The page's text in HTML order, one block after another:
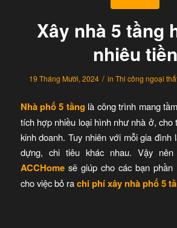
Xây nhà 5 tầng
nhiêu tiền
19 Tháng Mười, 2024 / in Thi công ngoại
Nhà phố 5 tầng là công trình mang
tích hợp nhiều loại hình như nhà ở, cho
kinh doanh. Tuy nhiên với mỗi gia đình
dựng, chi tiêu khác nhau. Vậy
ACCHomesẽ giúp cho các bạn phần
cho việc bỏ rachi phí xây nhà phố 5